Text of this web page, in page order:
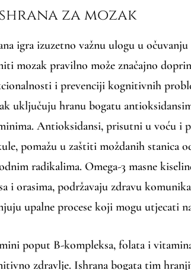
za mozak
igra izuzetno važnu ulogu u
mozak pravilno može značajno
i prevenciji kognitivnih
uključuju hranu bogatu
Antioksidansi, prisutni u voću i
pomažu u zaštiti moždanih stanica
radikalima. Omega-3 masne
i orasima, podržavaju zdravu
upalne procese koji mogu utjecati
poput B-kompleksa, folata i
zdravlje. Ishrana bogata tim